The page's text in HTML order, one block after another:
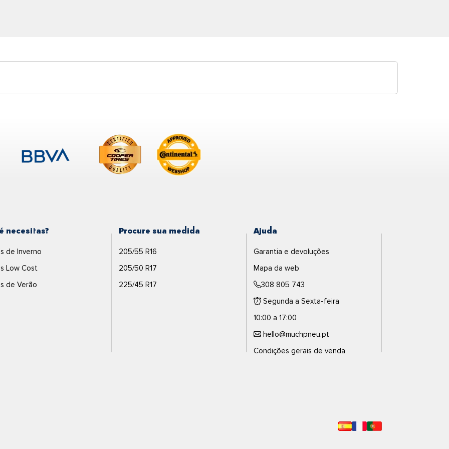
necesitas?
de Inverno
Low Cost
de Verão
Procure sua medida
205/55 R16
205/50 R17
225/45 R17
Ajuda
Garantia e devoluções
Mapa da web
308 805 743
Segunda a Sexta-feira
10:00 a 17:00
hello@muchpneu.pt
Condições gerais de venda